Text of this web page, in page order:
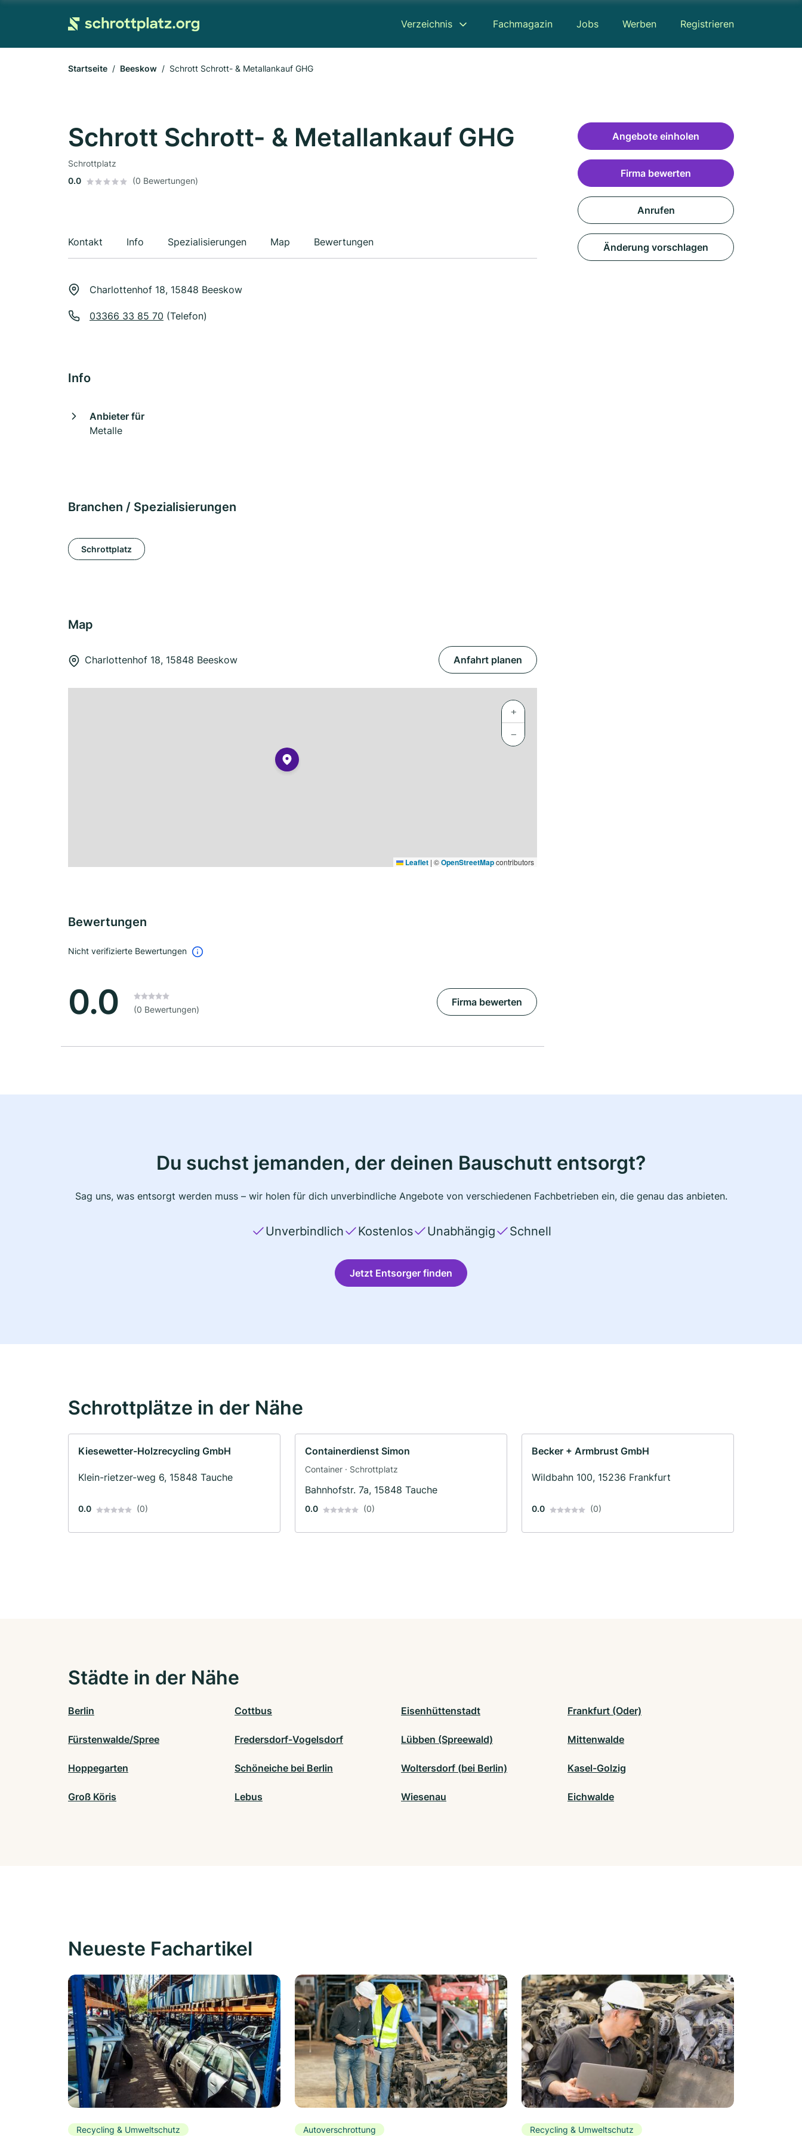
Verzeichnis Fachmagazin Jobs Werben Registrieren
Startseite Beeskow Schrott Schrott- & Metallankauf GHG
Schrott Schrott- & Metallankauf GHG
Schrottplatz
0.0
(0 Bewertungen)
Kontakt Info Spezialisierungen Map Bewertungen
Charlottenhof 18, 15848 Beeskow
03366 33 85 70 (Telefon)
Info
Anbieter für
Metalle
Branchen / Spezialisierungen
Schrottplatz
Map
Charlottenhof 18, 15848 Beeskow Anfahrt planen
+
−
Leaflet | ©OpenStreetMapcontributors
Bewertungen
Nicht verifizierte Bewertungen
0.0 (0 Bewertungen)
Firma bewerten
Angebote einholen
Firma bewerten
Anrufen
Änderung vorschlagen
Du suchst jemanden, der deinen Bauschutt entsorgt?
Sag uns, was entsorgt werden muss – wir holen für dich unverbindliche Angebote von verschiedenen Fachbetrieben ein, die genau das anbieten.
Unverbindlich Kostenlos Unabhängig Schnell
Jetzt Entsorger finden
Schrottplätze in der Nähe
Kiesewetter-Holzrecycling GmbH
Klein-rietzer-weg 6, 15848 Tauche
0.0 (0)
Containerdienst Simon
Container · Schrottplatz
Bahnhofstr. 7a, 15848 Tauche
0.0 (0)
Becker + Armbrust GmbH
Wildbahn 100, 15236 Frankfurt
0.0 (0)
Städte in der Nähe
Berlin Cottbus Eisenhüttenstadt Frankfurt (Oder)
Fürstenwalde/Spree Fredersdorf-Vogelsdorf Lübben (Spreewald) Mittenwalde
Hoppegarten Schöneiche bei Berlin Woltersdorf (bei Berlin) Kasel-Golzig
Groß Köris Lebus Wiesenau Eichwalde
Neueste Fachartikel
Recycling & Umweltschutz Autoverschrottung Recycling & Umweltschutz